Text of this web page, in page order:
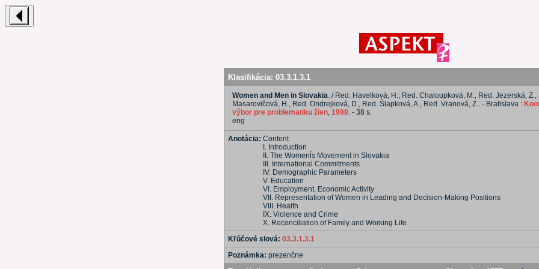
Klasifikácia: 03.3.1.3.1
Women and Men in Slovakia. / Red. Havelková, H.; Red. Chaloupková, M., Red. Jezerská, Z.,
Masarovičová, H., Red. Ondrejková, D., Red. Šlapková, A., Red. Vranová, Z.. - Bratislava :
výbor pre problematiku žien, 1998. - 38 s.
eng
Anotácia: Content
I. Introduction
II. The Womenĺs Movement in Slovakia
III. International Commitments
IV. Demographic Parameters
V. Education
VI. Employment, Economic Activity
VII. Representation of Women in Leading and Decision-Making Positions
VIII. Health
IX. Violence and Crime
X. Reconciliation of Family and Working Life
Kľúčové slová: 03.3.1.3.1
Poznámka: prezenčne